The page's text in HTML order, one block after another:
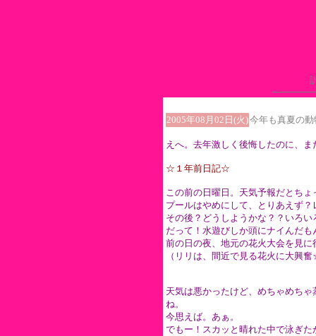
2005年08月02日(火)今年も真夏の
えへ。去年激しく後悔したのに、
☆１年前日記☆
この前の日曜日。天気予報だとち
プールはやめにして、とりあえず
その後？どうしようかな？？いろ
だって！水遊びしか頭にナイんだ
前の日の夜、地元の花火大会を見
（リリは、間近で見る花火に大興
天気は悪かったけど、めちゃめち
ね。
今思えば。あぁ。
でもー！スカッと晴れた中で泳ぎ